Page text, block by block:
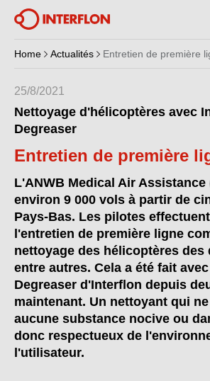
Home Actualités Entretien de première
25/8/2021
Nettoyage d'hélicoptères avec
Degreaser
Entretien de première
L'ANWB Medical Air Assistance
environ 9 000 vols à partir de
Pays-Bas. Les pilotes
l'entretien de première ligne
nettoyage des hélicoptères des
entre autres. Cela a été fait
Degreaser d'Interflon depuis
maintenant. Un nettoyant qui
aucune substance nocive ou
donc respectueux de
l'utilisateur.